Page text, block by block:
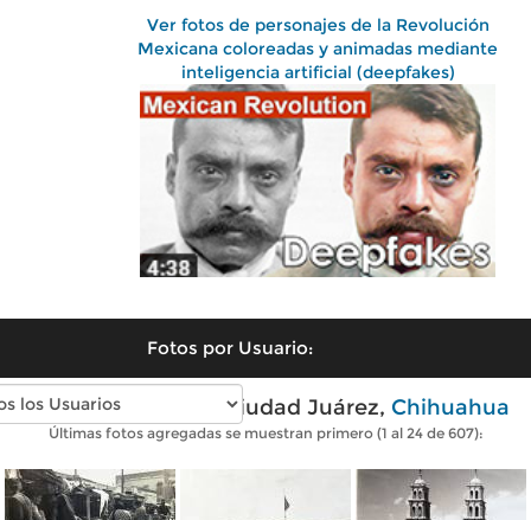
Ver fotos de personajes de la Revolución
Mexicana coloreadas y animadas mediante
inteligencia artificial (deepfakes)
Fotos por Usuario:
Fotos antiguas de Ciudad Juárez, Chihuahua
Últimas fotos agregadas se muestran primero (1 al 24 de 607):